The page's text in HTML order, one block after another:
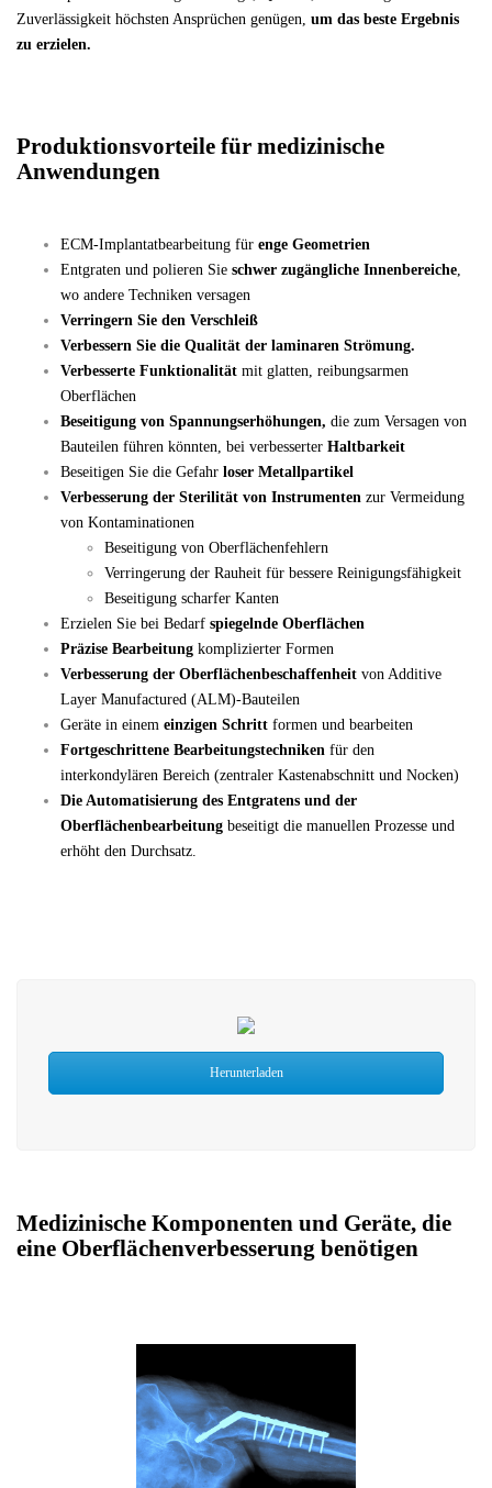
Zuverlässigkeit höchsten Ansprüchen genügen, um das beste Ergebnis
zu erzielen.
Produktionsvorteile für medizinische
Anwendungen
ECM-Implantatbearbeitung für enge Geometrien
Entgraten und polieren Sie schwer zugängliche Innenbereiche,
wo andere Techniken versagen
Verringern Sie den Verschleiß
Verbessern Sie die Qualität der laminaren Strömung.
Verbesserte Funktionalität mit glatten, reibungsarmen
Oberflächen
Beseitigung von Spannungserhöhungen, die zum Versagen von
Bauteilen führen könnten, bei verbesserter Haltbarkeit
Beseitigen Sie die Gefahr loser Metallpartikel
Verbesserung der Sterilität von Instrumenten zur Vermeidung
von Kontaminationen
Beseitigung von Oberflächenfehlern
Verringerung der Rauheit für bessere Reinigungsfähigkeit
Beseitigung scharfer Kanten
Erzielen Sie bei Bedarf spiegelnde Oberflächen
Präzise Bearbeitung komplizierter Formen
Verbesserung der Oberflächenbeschaffenheit von Additive
Layer Manufactured (ALM)-Bauteilen
Geräte in einem einzigen Schritt formen und bearbeiten
Fortgeschrittene Bearbeitungstechniken für den
interkondylären Bereich (zentraler Kastenabschnitt und Nocken)
Die Automatisierung des Entgratens und der
Oberflächenbearbeitung beseitigt die manuellen Prozesse und
erhöht den Durchsatz.
Herunterladen
Medizinische Komponenten und Geräte, die
eine Oberflächenverbesserung benötigen